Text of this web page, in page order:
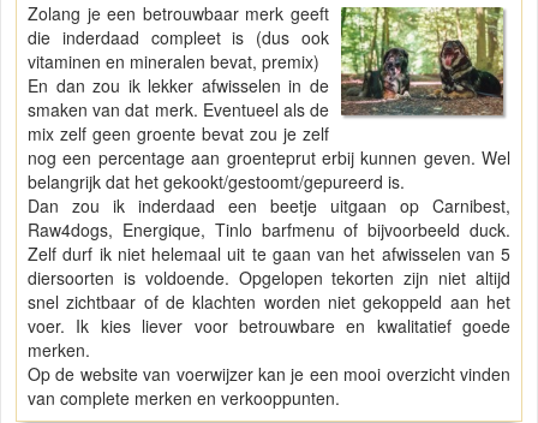
Zolang je een betrouwbaar merk geeft
die inderdaad compleet is (dus ook
vitaminen en mineralen bevat, premix)
En dan zou ik lekker afwisselen in de
smaken van dat merk. Eventueel als de
mix zelf geen groente bevat zou je zelf
nog een percentage aan groenteprut erbij kunnen geven. Wel
belangrijk dat het gekookt/gestoomt/gepureerd is.
Dan zou ik inderdaad een beetje uitgaan op Carnibest,
Raw4dogs, Energique, Tinlo barfmenu of bijvoorbeeld duck.
Zelf durf ik niet helemaal uit te gaan van het afwisselen van 5
diersoorten is voldoende. Opgelopen tekorten zijn niet altijd
snel zichtbaar of de klachten worden niet gekoppeld aan het
voer. Ik kies liever voor betrouwbare en kwalitatief goede
merken.
Op de website van voerwijzer kan je een mooi overzicht vinden
van complete merken en verkooppunten.